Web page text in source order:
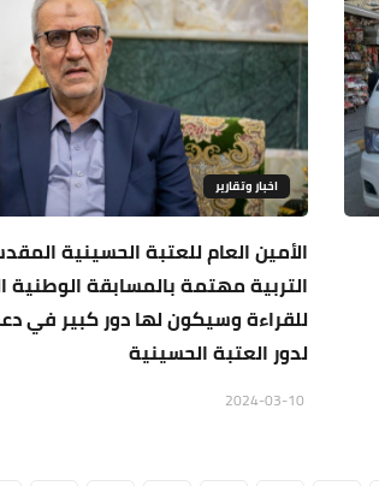
اخبار وتقارير
الأمين العام للعتبة الحسينية
التربية مهتمة بالمسابقة الوطنية
للقراءة وسيكون لها دور كبير في
لدور العتبة الحسينية